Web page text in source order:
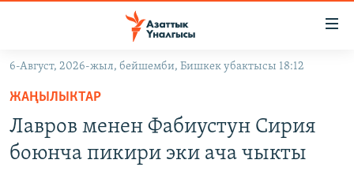
Навигацияга
өтүңүз
Издөөгө
салыңызКЫРГЫЗСТАН
ДҮЙНӨ
6-Август, 2026-жыл, бейшемби, Бишкек убактысы 18:12
ЖАҢЫЛЫКТАР
Лавров менен Фабиустун Сирия
боюнча пикири эки ача чыкты